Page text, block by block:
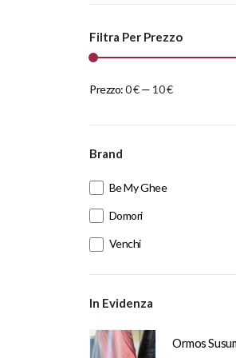
Filtra Per Prezzo
Prezzo:0 €— 10 €
Brand
Be My Ghee
Domori
Venchi
In Evidenza